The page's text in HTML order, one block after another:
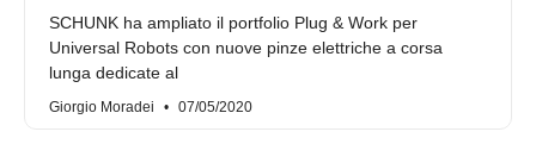
SCHUNK ha ampliato il portfolio Plug & Work per
Universal Robots con nuove pinze elettriche a corsa
lunga dedicate al
Giorgio Moradei 07/05/2020